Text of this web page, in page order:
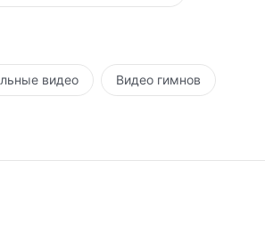
видео Видео гимнов